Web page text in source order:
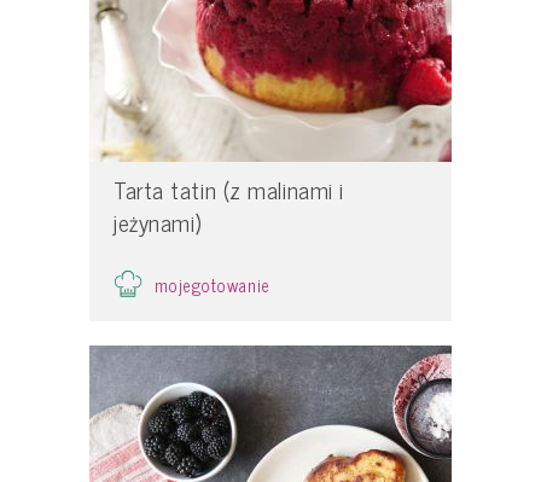
Tarta tatin (z malinami i
jeżynami)
mojegotowanie